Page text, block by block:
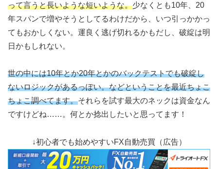
って言うと長いような短いような。少なくとも10年、20
年スパンで増やそうとしてるわけだから、いつ引っかかっ
てもおかしくない。運良く逃げ切れるかもだし、破綻は明
日かもしれない。
世の中には10年とか20年とかのバックテストでも破綻し
ないロジックがあるっぽい。などということを最近ちょこ
ちょこ調べてます。それらを試す最大のネックは資金なん
ですけどね……。何とか捻出したいと思ってます！
↓初心者でも始めやすいFX自動売買（広告）